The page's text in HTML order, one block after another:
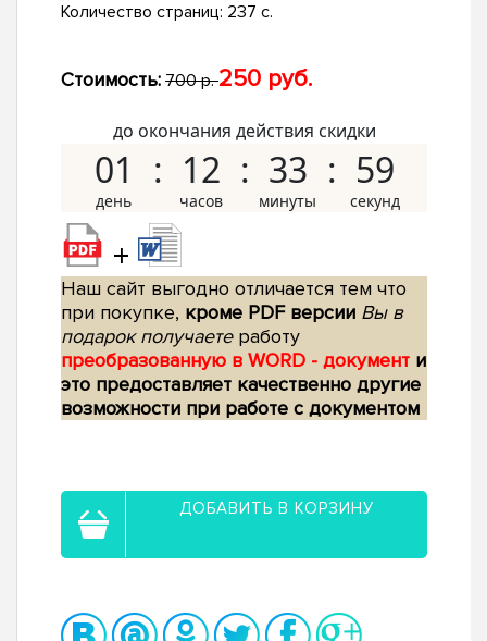
Количество страниц: 237 с.
Стоимость: 700 р.250 руб.
до окончания действия скидки
01 12 33 58
+
Наш сайт выгодно отличается тем что
при покупке, кроме PDF версии Вы в
подарок получаетеработу
преобразованную в WORD - документ и
это предоставляет качественно другие
возможности при работе с документом
ДОБАВИТЬ В КОРЗИНУ